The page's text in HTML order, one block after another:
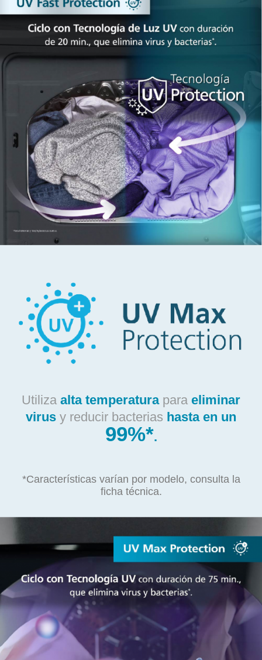
Utiliza alta temperaturapara eliminar
virus y reducir bacterias hasta en un
99%*.
*Características varían por modelo, consulta la
ficha técnica.